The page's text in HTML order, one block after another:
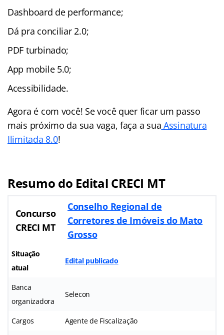
Dashboard de performance;
Dá pra conciliar 2.0;
PDF turbinado;
App mobile 5.0;
Acessibilidade.
Agora é com você! Se você quer ficar um passo
mais próximo da sua vaga, faça a sua Assinatura
Ilimitada 8.0!
Resumo do Edital CRECI MT
Concurso
CRECI MT
Conselho Regional de
Corretores de Imóveis do Mato
Grosso
Situação
atual
Edital publicado
Banca
organizadora
Selecon
Cargos Agente de Fiscalização